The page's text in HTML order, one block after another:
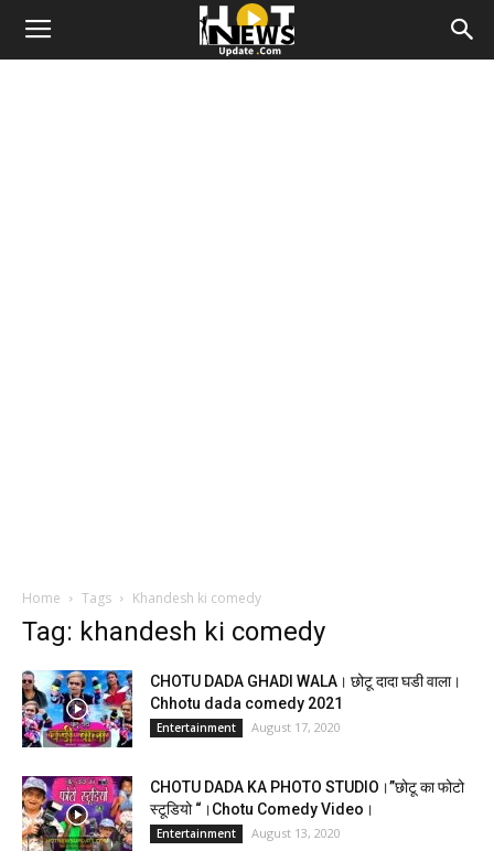
Home Tags Khandesh ki comedy
Tag: khandesh ki comedy
CHOTU DADA GHADI WALA। छोटू दादा घडी वाला।
Chhotu dada comedy 2021
Entertainment August 17, 2020
CHOTU DADA KA PHOTO STUDIO।”छोटू का फोटो
स्टूडियो “।Chotu Comedy Video।
Entertainment August 13, 2020